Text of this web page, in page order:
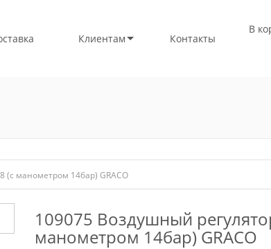
Клиентам Контакты
В
(с манометром 14бар) GRACO
109075 Воздушный
манометром 14бар) GRACO